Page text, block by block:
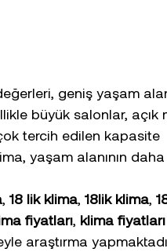
geniş yaşam
büyük salonlar, açık
tercih edilen kapasite
yaşam alanının
, 18 lik klima, 18lik klima,
fiyatları, klima
araştırma